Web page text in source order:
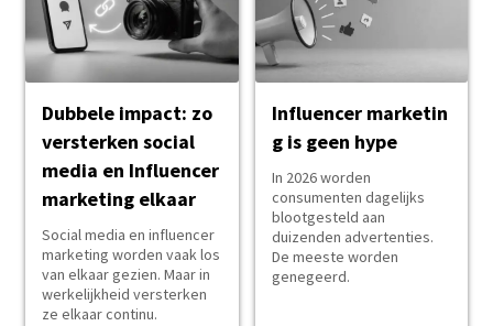
Dubbele impact: zo
versterken social
media en Influencer
marketing elkaar
Social media en influencer
marketing worden vaak los
van elkaar gezien. Maar in
werkelijkheid versterken
ze elkaar continu.
Influencer marketin
g is geen hype
In 2026 worden
consumenten dagelijks
blootgesteld aan
duizenden advertenties.
De meeste worden
genegeerd.